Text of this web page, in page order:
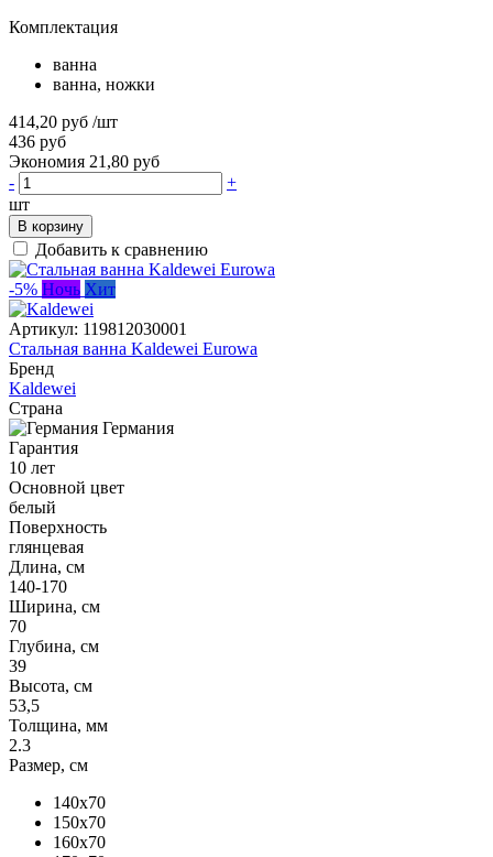
Комплектация
ванна
ванна, ножки
414,20 руб /шт
436 руб
Экономия 21,80 руб
-
+
шт
В корзину
Добавить к сравнению
-5% Ночь Хит
Артикул: 119812030001
Стальная ванна Kaldewei Eurowa
Бренд
Kaldewei
Страна
Германия
Гарантия
10 лет
Основной цвет
белый
Поверхность
глянцевая
Длина, см
140-170
Ширина, см
70
Глубина, см
39
Высота, см
53,5
Толщина, мм
2.3
Размер, см
140x70
150x70
160x70